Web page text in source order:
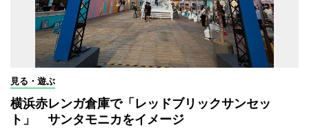
見る・遊ぶ
横浜赤レンガ倉庫で「レッドブリックサンセッ
ト」 サンタモニカをイメージ